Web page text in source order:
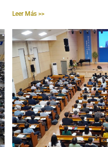
Leer Más >>